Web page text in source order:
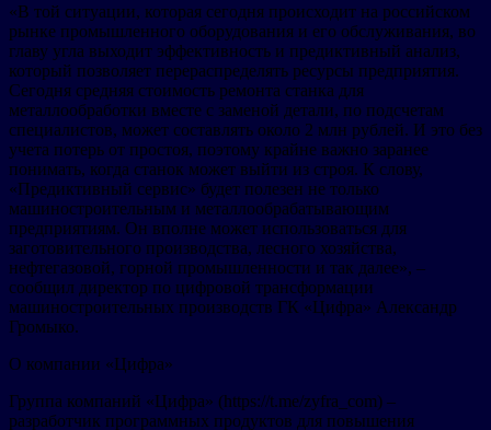
«В той ситуации, которая сегодня происходит на российском
рынке промышленного оборудования и его обслуживания, во
главу угла выходит эффективность и предиктивный анализ,
который позволяет перераспределять ресурсы предприятия.
Сегодня средняя стоимость ремонта станка для
металлообработки вместе с заменой детали, по подсчетам
специалистов, может составлять около 2 млн рублей. И это без
учета потерь от простоя, поэтому крайне важно заранее
понимать, когда станок может выйти из строя. К слову,
«Предиктивный сервис» будет полезен не только
машиностроительным и металлообрабатывающим
предприятиям. Он вполне может использоваться для
заготовительного производства, лесного хозяйства,
нефтегазовой, горной промышленности и так далее», –
сообщил директор по цифровой трансформации
машиностроительных производств ГК «Цифра» Александр
Громыко.
О компании «Цифра»
Группа компаний «Цифра» (https://t.me/zyfra_com) –
разработчик программных продуктов для повышения